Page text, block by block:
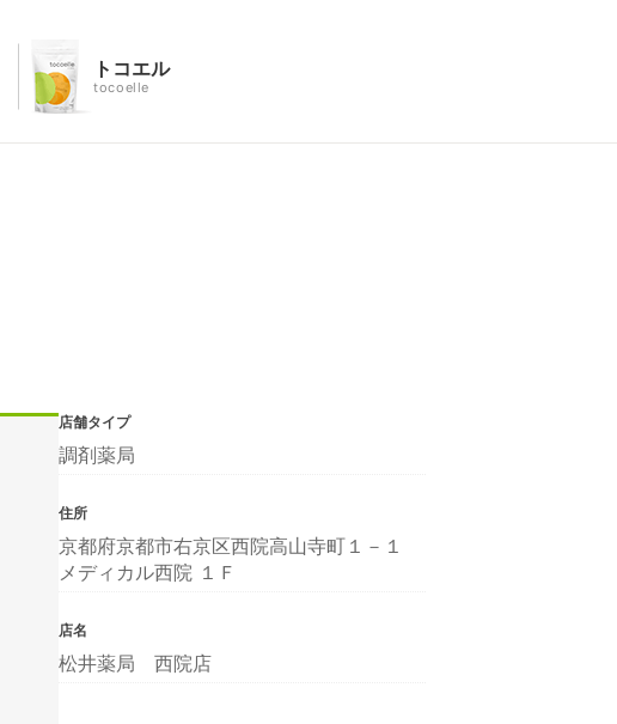
トコエル
tocoelle
店舗タイプ
調剤薬局
住所
京都府京都市右京区西院高山寺町１－１
メディカル西院 １Ｆ
店名
松井薬局 西院店